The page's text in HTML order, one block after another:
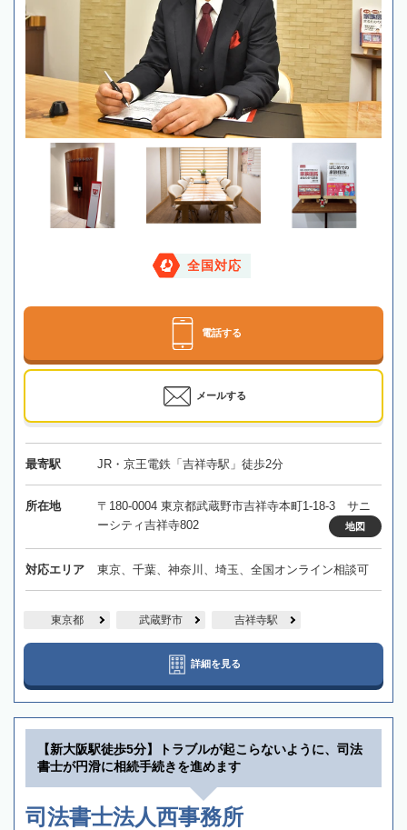
全国対応
電話する
メールする
最寄駅 JR・京王電鉄「吉祥寺駅」徒歩2分
所在地
〒180-0004 東京都武蔵野市吉祥寺本町1-18-3 サニ
ーシティ吉祥寺802
地図
対応エリア 東京、千葉、神奈川、埼玉、全国オンライン相談可
東京都 武蔵野市 吉祥寺駅
詳細を見る
【新大阪駅徒歩5分】トラブルが起こらないように、司法
書士が円滑に相続手続きを進めます
司法書士法人西事務所